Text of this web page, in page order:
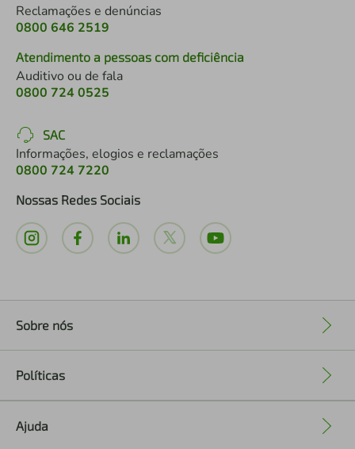
Reclamações e denúncias
0800 646 2519
Atendimento a pessoas com deficiência
Auditivo ou de fala
0800 724 0525
SAC
Informações, elogios e reclamações
0800 724 7220
Nossas Redes Sociais
Sobre nós
Políticas
Ajuda